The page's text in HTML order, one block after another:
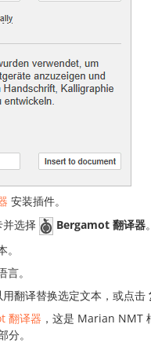
安装插件。
并选择 Bergamot 翻译器。
。
用翻译替换选定文本，或点击
翻译器 ，这是 Marian NMT
分。